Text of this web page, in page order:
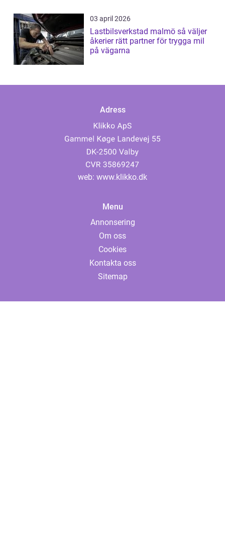
03 april 2026
Lastbilsverkstad malmö så väljer
åkerier rätt partner för trygga mil
på vägarna
Adress
web: www.klikko.dk
Menu
Annonsering
Om oss
Cookies
Kontakta oss
Sitemap